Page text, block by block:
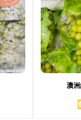
澳